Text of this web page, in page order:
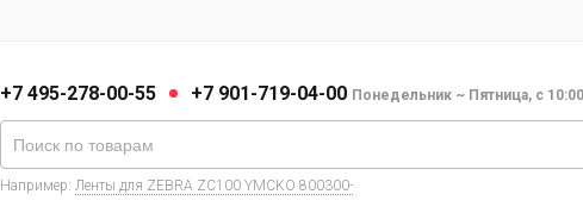
+7 495-278-00-55 +7 901-719-04-00 Понедельник ~ Пятница, с
Например: Ленты для ZEBRA ZC100 YMCKO 800300-